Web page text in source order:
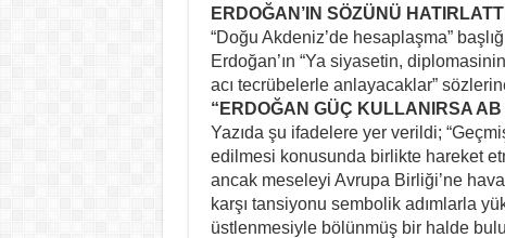
ERDOĞAN’IN SÖZÜNÜ
“Doğu Akdeniz’de hesaplaşma”
Erdoğan’ın “Ya siyasetin,
acı tecrübelerle anlayacaklar”
“ERDOĞAN GÜÇ KULLANIRSA
Yazıda şu ifadelere yer verildi;
edilmesi konusunda birlikte hareket
ancak meseleyi Avrupa Birliği’ne
karşı tansiyonu sembolik adımlarla
üstlenmesiyle bölünmüş bir halde